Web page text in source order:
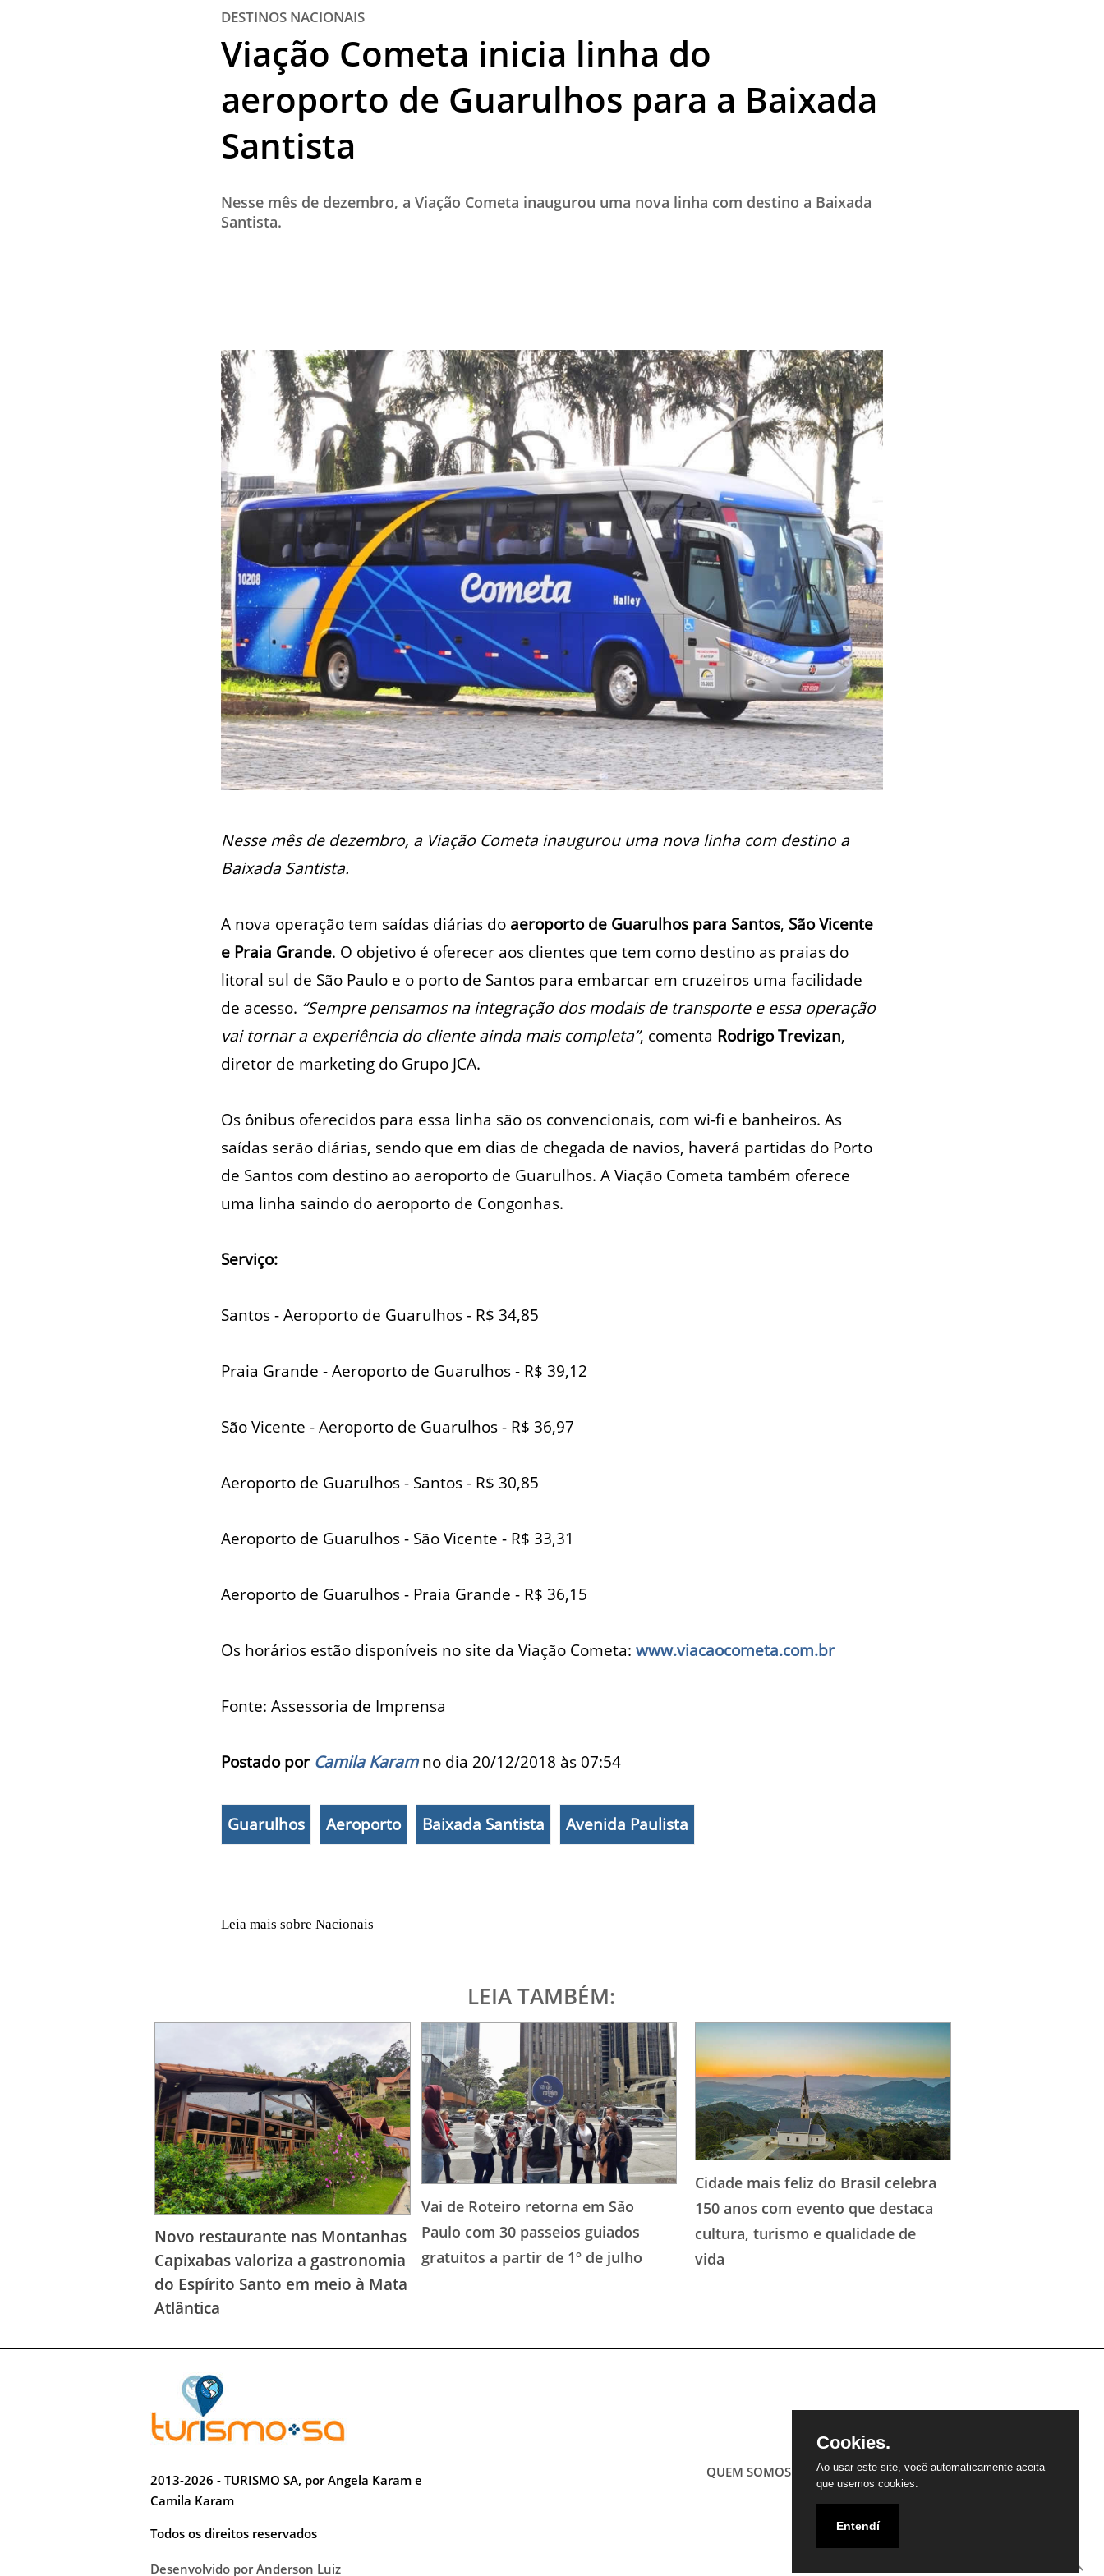
ÚLTIMAS NOTÍCIAS
QUEM SOMOS - EQUIPE
DESTINOS NACIONAIS
Viação Cometa inicia linha do
aeroporto de Guarulhos para a Baixada
Santista
Nesse mês de dezembro, a Viação Cometa inaugurou uma nova linha com destino a Baixada
Santista.
Nesse mês de dezembro, a Viação Cometa inaugurou uma nova linha com destino a
Baixada Santista.
A nova operação tem saídas diárias do aeroporto de Guarulhos para Santos, São Vicente
e Praia Grande. O objetivo é oferecer aos clientes que tem como destino as praias do
litoral sul de São Paulo e o porto de Santos para embarcar em cruzeiros uma facilidade
de acesso. “Sempre pensamos na integração dos modais de transporte e essa operação
vai tornar a experiência do cliente ainda mais completa”, comenta Rodrigo Trevizan,
diretor de marketing do Grupo JCA.
Os ônibus oferecidos para essa linha são os convencionais, com wi-fi e banheiros. As
saídas serão diárias, sendo que em dias de chegada de navios, haverá partidas do Porto
de Santos com destino ao aeroporto de Guarulhos. A Viação Cometa também oferece
uma linha saindo do aeroporto de Congonhas.
Serviço:
Santos - Aeroporto de Guarulhos - R$ 34,85
Praia Grande - Aeroporto de Guarulhos - R$ 39,12
São Vicente - Aeroporto de Guarulhos - R$ 36,97
Aeroporto de Guarulhos - Santos - R$ 30,85
Aeroporto de Guarulhos - São Vicente - R$ 33,31
Aeroporto de Guarulhos - Praia Grande - R$ 36,15
Os horários estão disponíveis no site da Viação Cometa: www.viacaocometa.com.br
Fonte: Assessoria de Imprensa
Postado por Camila Karam no dia 20/12/2018 às 07:54
Guarulhos Aeroporto Baixada Santista Avenida Paulista
Leia mais sobre Nacionais
LEIA TAMBÉM:
Novo restaurante nas Montanhas
Capixabas valoriza a gastronomia
do Espírito Santo em meio à Mata
Atlântica
Vai de Roteiro retorna em São
Paulo com 30 passeios guiados
gratuitos a partir de 1º de julho
Cidade mais feliz do Brasil celebra
150 anos com evento que destaca
cultura, turismo e qualidade de
vida
2013-2026 - TURISMO SA, por Angela Karam e
Camila Karam
Todos os direitos reservados
Desenvolvido por Anderson Luiz
PARCEIROS
CONTATO
QUEM SOMOS
Cookies.
Ao usar este site, você automaticamente aceita
que usemos cookies.
Entendí